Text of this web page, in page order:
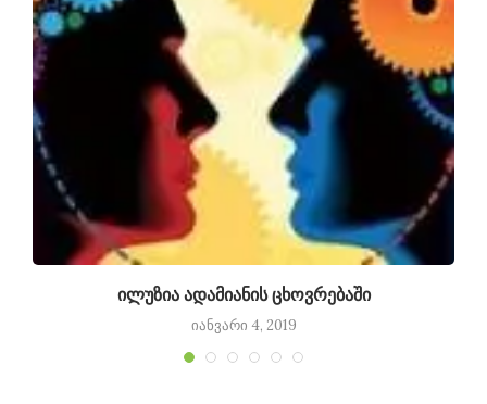
ილუზია ადამიანის ცხოვრებაში
იანვარი 4, 2019